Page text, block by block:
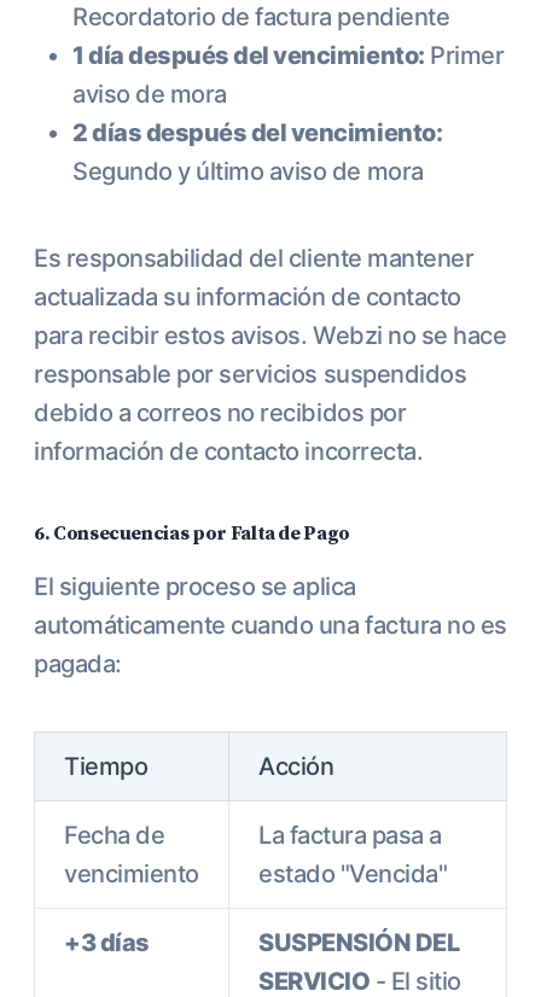
Recordatorio de factura pendiente
1 día después del vencimiento: Primer
aviso de mora
2 días después del vencimiento:
Segundo y último aviso de mora
Es responsabilidad del cliente mantener
actualizada su información de contacto
para recibir estos avisos. Webzi no se hace
responsable por servicios suspendidos
debido a correos no recibidos por
información de contacto incorrecta.
6. Consecuencias por Falta de Pago
El siguiente proceso se aplica
automáticamente cuando una factura no es
pagada:
Tiempo Acción
Fecha de
vencimiento
La factura pasa a
estado "Vencida"
+3 días
SUSPENSIÓN DEL
SERVICIO - El sitio